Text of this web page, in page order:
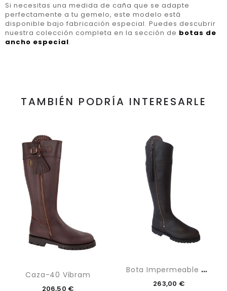
Si necesitas una medida de caña que se adapte
perfectamente a tu gemelo, este modelo está
disponible bajo fabricación especial. Puedes descubrir
nuestra colección completa en la sección de botas de
ancho especial.
TAMBIÉN PODRÍA INTERESARLE
Caza-40 Vibram
206,50 €
B
Ota Impermeable Marrón
263,00 €